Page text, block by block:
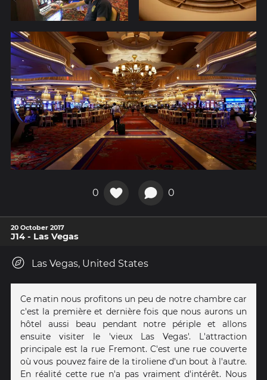
0 0
20 October 2017
J14 - Las Vegas
Las Vegas, United States
Ce matin nous profitons un peu de notre chambre car
c'est la première et dernière fois que nous aurons un
hôtel aussi beau pendant notre périple et allons
ensuite visiter le 'vieux Las Vegas'. L'attraction
principale est la rue Fremont. C'est une rue couverte
où vous pouvez faire de la tiroliene d'un bout à l'autre.
En réalité cette rue n'a pas vraiment d'intérêt. Nous